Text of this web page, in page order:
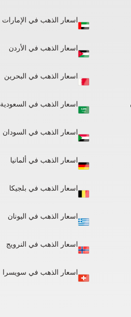
اسعار الذهب في الإمارات
اسعار الذهب في الأردن
اسعار الذهب في البحرين
اسعار الذهب في السعودية
اسعار الذهب في السودان
اسعار الذهب في ألمانيا​
اسعار الذهب في بلجيكا
اسعار الذهب في اليونان
اسعار الذهب في النرويج
اسعار الذهب في سويسرا